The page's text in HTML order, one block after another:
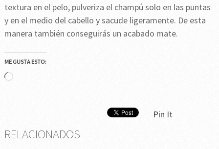
textura en el pelo, pulveriza el champú solo en las puntas
y en el medio del cabello y sacude ligeramente. De esta
manera también conseguirás un acabado mate.
ME GUSTA ESTO:
Cargando...
Pin It
RELACIONADOS